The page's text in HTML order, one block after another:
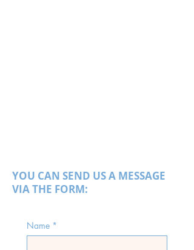
YOU CAN SEND US A MESSAGE
VIA THE FORM:
Name *